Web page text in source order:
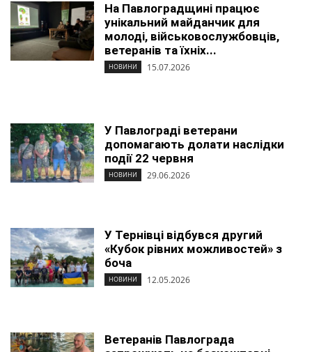
На Павлоградщині працює
унікальний майданчик для
молоді, військовослужбовців,
ветеранів та їхніх...
НОВИНИ 15.07.2026
У Павлограді ветерани
допомагають долати наслідки
події 22 червня
НОВИНИ 29.06.2026
У Тернівці відбувся другий
«Кубок рівних можливостей» з
боча
НОВИНИ 12.05.2026
Ветеранів Павлограда